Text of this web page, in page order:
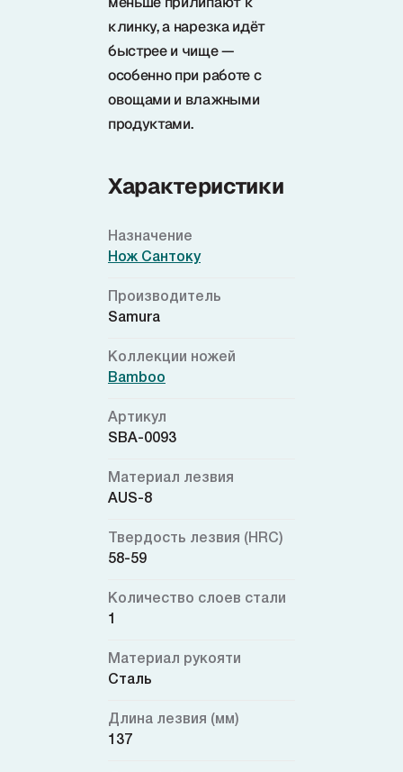
клинку, а нарезка идёт
быстрее и чище —
особенно при работе с
овощами и влажными
продуктами.
Характеристики
Назначение
Нож Сантоку
Производитель
Samura
Коллекции ножей
Bamboo
Артикул
SBA-0093
Материал лезвия
AUS-8
Твердость лезвия (HRC)
58-59
Количество слоев стали
1
Материал рукояти
Сталь
Длина лезвия (мм)
137